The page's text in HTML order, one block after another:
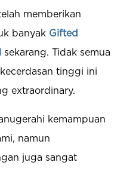
memberikan
banyak Gifted
sekarang. Tidak semua
tinggi ini
extraordinary.
kemampuan
namun
juga sangat